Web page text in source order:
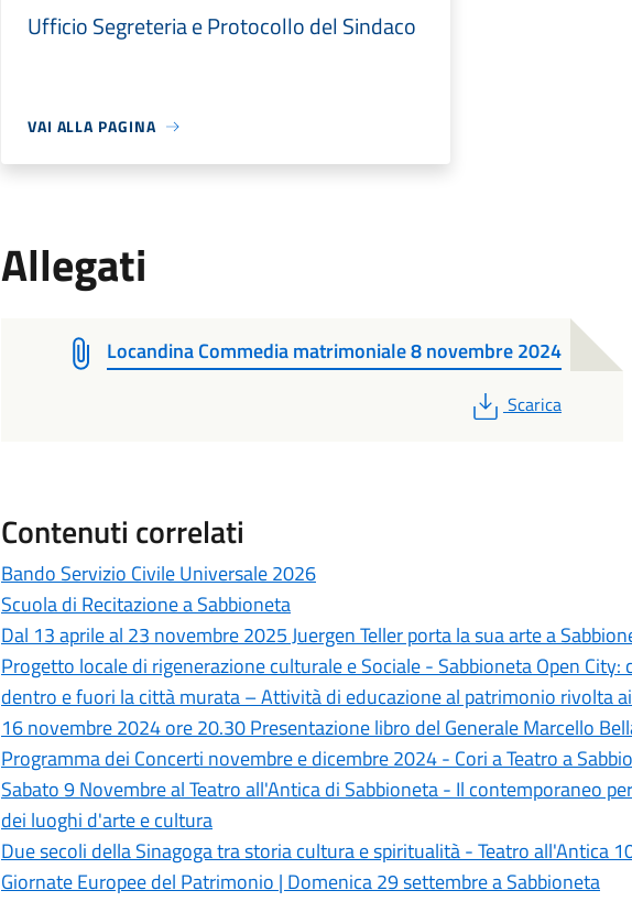
Ufficio Segreteria e Protocollo del Sindaco
VAI ALLA PAGINA
Allegati
Locandina Commedia matrimoniale 8 novembre 2024
PDF
Scarica
Contenuti correlati
Bando Servizio Civile Universale 2026
Scuola di Recitazione a Sabbioneta
Dal 13 aprile al 23 novembre 2025 Juergen Teller porta la sua arte a
Progetto locale di rigenerazione culturale e Sociale - Sabbioneta Open City:
dentro e fuori la città murata – Attività di educazione al patrimonio rivolta
16 novembre 2024 ore 20.30 Presentazione libro del Generale Marcello
Programma dei Concerti novembre e dicembre 2024 - Cori a Teatro a
Sabato 9 Novembre al Teatro all'Antica di Sabbioneta - Il contemporaneo
dei luoghi d'arte e cultura
Due secoli della Sinagoga tra storia cultura e spiritualità - Teatro all'Antica
Giornate Europee del Patrimonio | Domenica 29 settembre a Sabbioneta